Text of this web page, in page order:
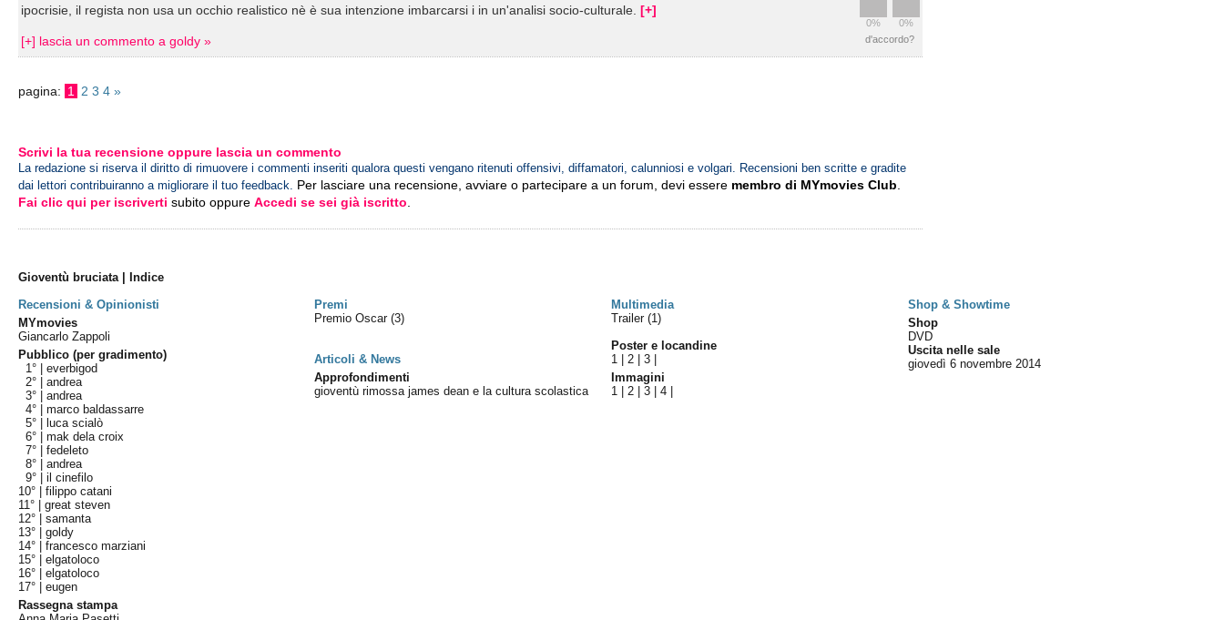
0% 0%
ipocrisie, il regista non usa un occhio realistico nè è sua intenzione imbarcarsi i in un'analisi socio-culturale.[+]
[+] lascia un commento a goldy » d'accordo?
pagina: 1 2 3 4 »
Scrivi la tua recensione oppure lascia un commento
La redazione si riserva il diritto di rimuovere i commenti inseriti qualora questi vengano ritenuti offensivi, diffamatori, calunniosi e volgari. Recensioni ben scritte e gradite
dai lettori contribuiranno a migliorare il tuo feedback. Per lasciare una recensione, avviare o partecipare a un forum, devi essere membro di MYmovies Club
Fai clic qui per iscriverti subito oppureAccedi se sei già iscritto
Gioventù bruciata | Indice
Recensioni & Opinionisti
Premi Multimedia
Shop & Showtime
MYmovies
Giancarlo Zappoli
Pubblico (per gradimento)
1° |everbigod
2° |andrea
3° |andrea
4° |marco baldassarre
5° |
luca scialò
6° |mak dela croix
7° |fedeleto
8° |andrea
9° |il cinefilo
10° |filippo catani
11° |great steven
12° |samanta
13° |goldy
14° |francesco marziani
15° |elgatoloco
16° |elgatoloco
17° |eugen
Rassegna stampa
Premio Oscar(3)
Articoli & News
Approfondimenti
gioventù rimossa james dean e la cultura scolastica
Trailer (1)
Poster e locandine
1 |2 |3
Immagini
1 |2 |3 |4
Shop
DVD
Uscita nelle sale
giovedì 6 novembre 2014